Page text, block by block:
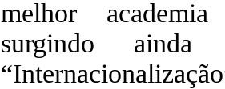
melhor
surgindo